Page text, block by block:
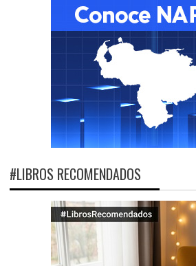
#LIBROS RECOMENDADOS